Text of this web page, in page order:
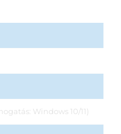
Windows 10/11)